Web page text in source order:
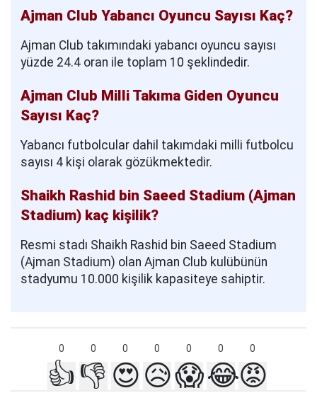
Ajman Club Yabancı Oyuncu Sayısı Kaç?
Ajman Club takımındaki yabancı oyuncu sayısı
yüzde 24.4 oran ile toplam 10 şeklindedir.
Ajman Club Milli Takıma Giden Oyuncu
Sayısı Kaç?
Yabancı futbolcular dahil takımdaki milli futbolcu
sayısı 4 kişi olarak gözükmektedir.
Shaikh Rashid bin Saeed Stadium (Ajman
Stadium) kaç kişilik?
Resmi stadı Shaikh Rashid bin Saeed Stadium
(Ajman Stadium) olan Ajman Club kulübünün
stadyumu 10.000 kişilik kapasiteye sahiptir.
0 0 0 0 0 0 0
👍 👎 😍😥😱😂😡